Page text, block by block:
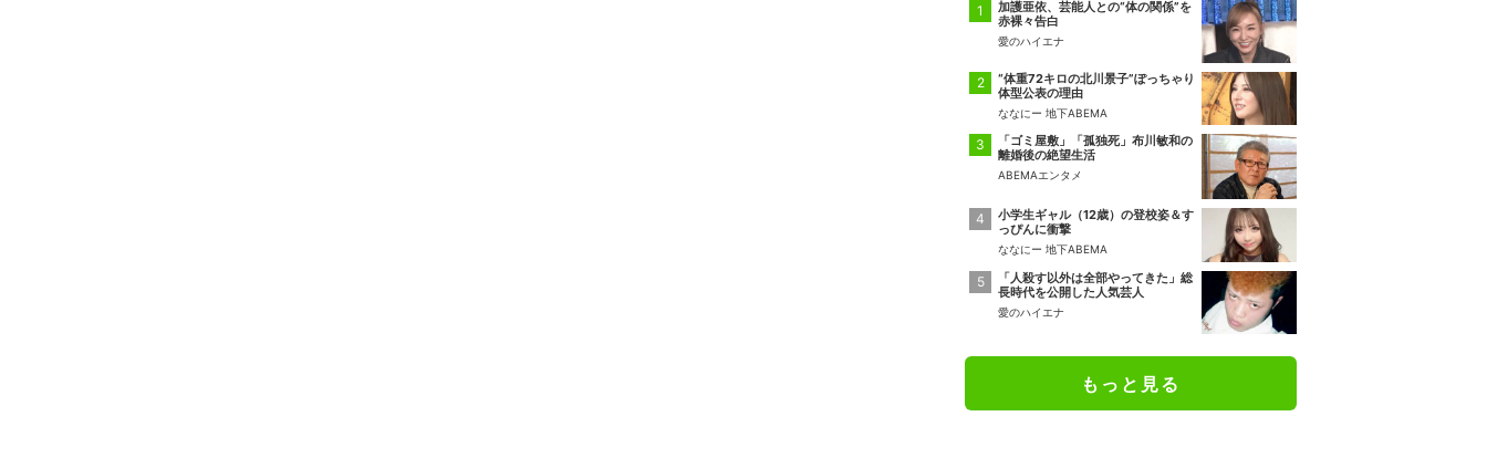
加護亜依、芸能人との“体の関係”を
赤裸々告白
愛のハイエナ
“体重72キロの北川景子”ぽっちゃり
体型公表の理由
ななにー 地下ABEMA
「ゴミ屋敷」「孤独死」布川敏和の
離婚後の絶望生活
ABEMAエンタメ
小学生ギャル（12歳）の登校姿＆す
っぴんに衝撃
ななにー 地下ABEMA
「人殺す以外は全部やってきた」総
長時代を公開した人気芸人
愛のハイエナ
もっと見る